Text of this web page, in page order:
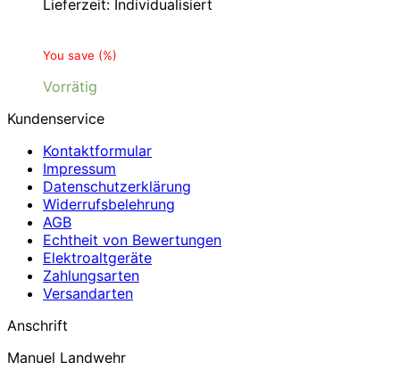
Lieferzeit: Individualisiert
You save (%)
Vorrätig
Kundenservice
Kontaktformular
Impressum
Datenschutzerklärung
Widerrufsbelehrung
AGB
Echtheit von Bewertungen
Elektroaltgeräte
Zahlungsarten
Versandarten
Anschrift
Manuel Landwehr